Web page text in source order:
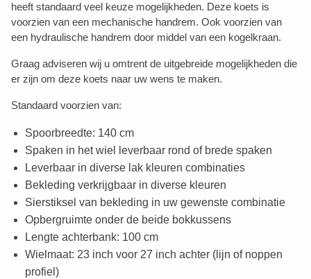
heeft standaard veel keuze mogelijkheden. Deze koets is
voorzien van een mechanische handrem. Ook voorzien van
een hydraulische handrem door middel van een kogelkraan.
Graag adviseren wij u omtrent de uitgebreide mogelijkheden die
er zijn om deze koets naar uw wens te maken.
Standaard voorzien van:
Spoorbreedte: 140 cm
Spaken in het wiel leverbaar rond of brede spaken
Leverbaar in diverse lak kleuren combinaties
Bekleding verkrijgbaar in diverse kleuren
Sierstiksel van bekleding in uw gewenste combinatie
Opbergruimte onder de beide bokkussens
Lengte achterbank: 100 cm
Wielmaat: 23 inch voor 27 inch achter (lijn of noppen
profiel)